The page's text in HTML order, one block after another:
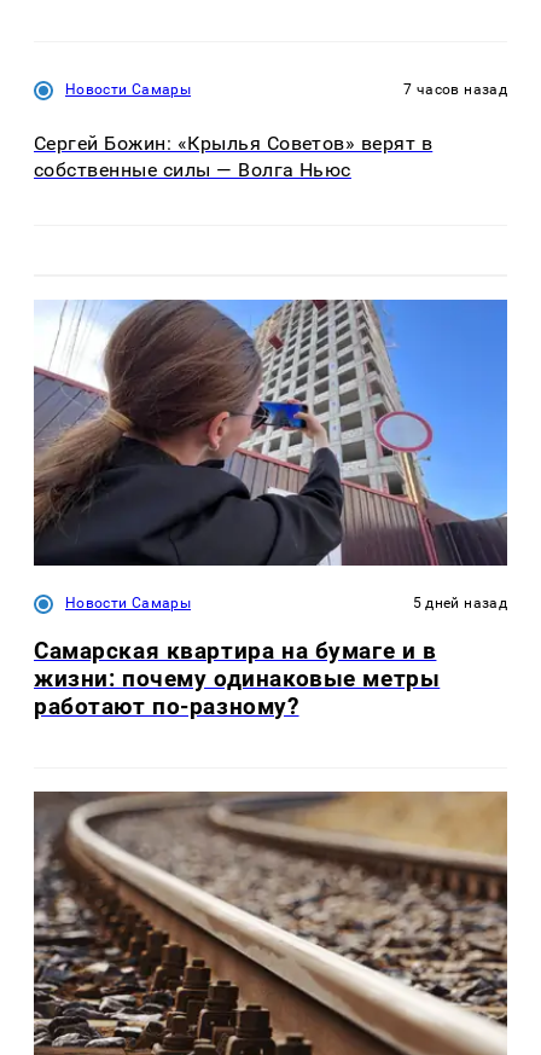
Новости Самары 7 часов назад
Сергей Божин: «Крылья Советов» верят в
собственные силы — Волга Ньюс
Новости Самары 5 дней назад
Самарская квартира на бумаге и в
жизни: почему одинаковые метры
работают по-разному?